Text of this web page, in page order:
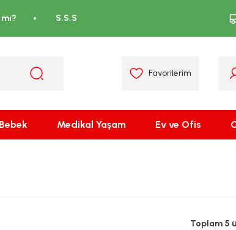
S.S.S
Favorilerim
Medikal Yaşam Ev ve Ofis
Toplam 5